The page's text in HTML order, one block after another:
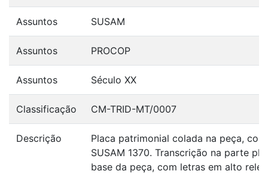
Assuntos SUSAM
Assuntos PROCOP
Assuntos Século XX
Classificação CM-TRID-MT/0007
Descrição
Placa patrimonial colada na peça,
SUSAM 1370. Transcrição na parte
base da peça, com letras em alto